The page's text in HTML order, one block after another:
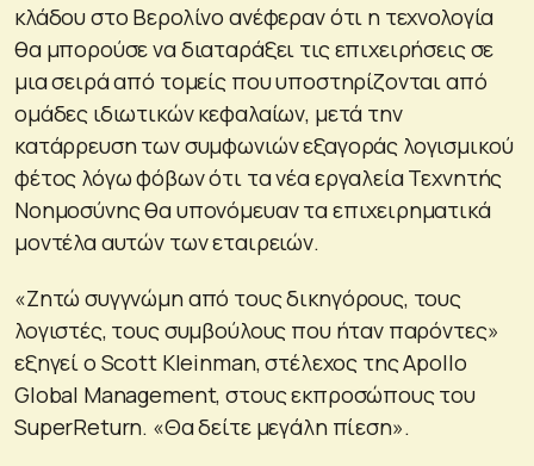
κλάδου στο Βερολίνο ανέφεραν ότι η τεχνολογία
θα μπορούσε να διαταράξει τις επιχειρήσεις σε
μια σειρά από τομείς που υποστηρίζονται από
ομάδες ιδιωτικών κεφαλαίων, μετά την
κατάρρευση των συμφωνιών εξαγοράς λογισμικού
φέτος λόγω φόβων ότι τα νέα εργαλεία Τεχνητής
Νοημοσύνης θα υπονόμευαν τα επιχειρηματικά
μοντέλα αυτών των εταιρειών.
«Ζητώ συγγνώμη από τους δικηγόρους, τους
λογιστές, τους συμβούλους που ήταν παρόντες»
εξηγεί ο Scott Kleinman, στέλεχος της Apollo
Global Management, στους εκπροσώπους του
SuperReturn. «Θα δείτε μεγάλη πίεση».